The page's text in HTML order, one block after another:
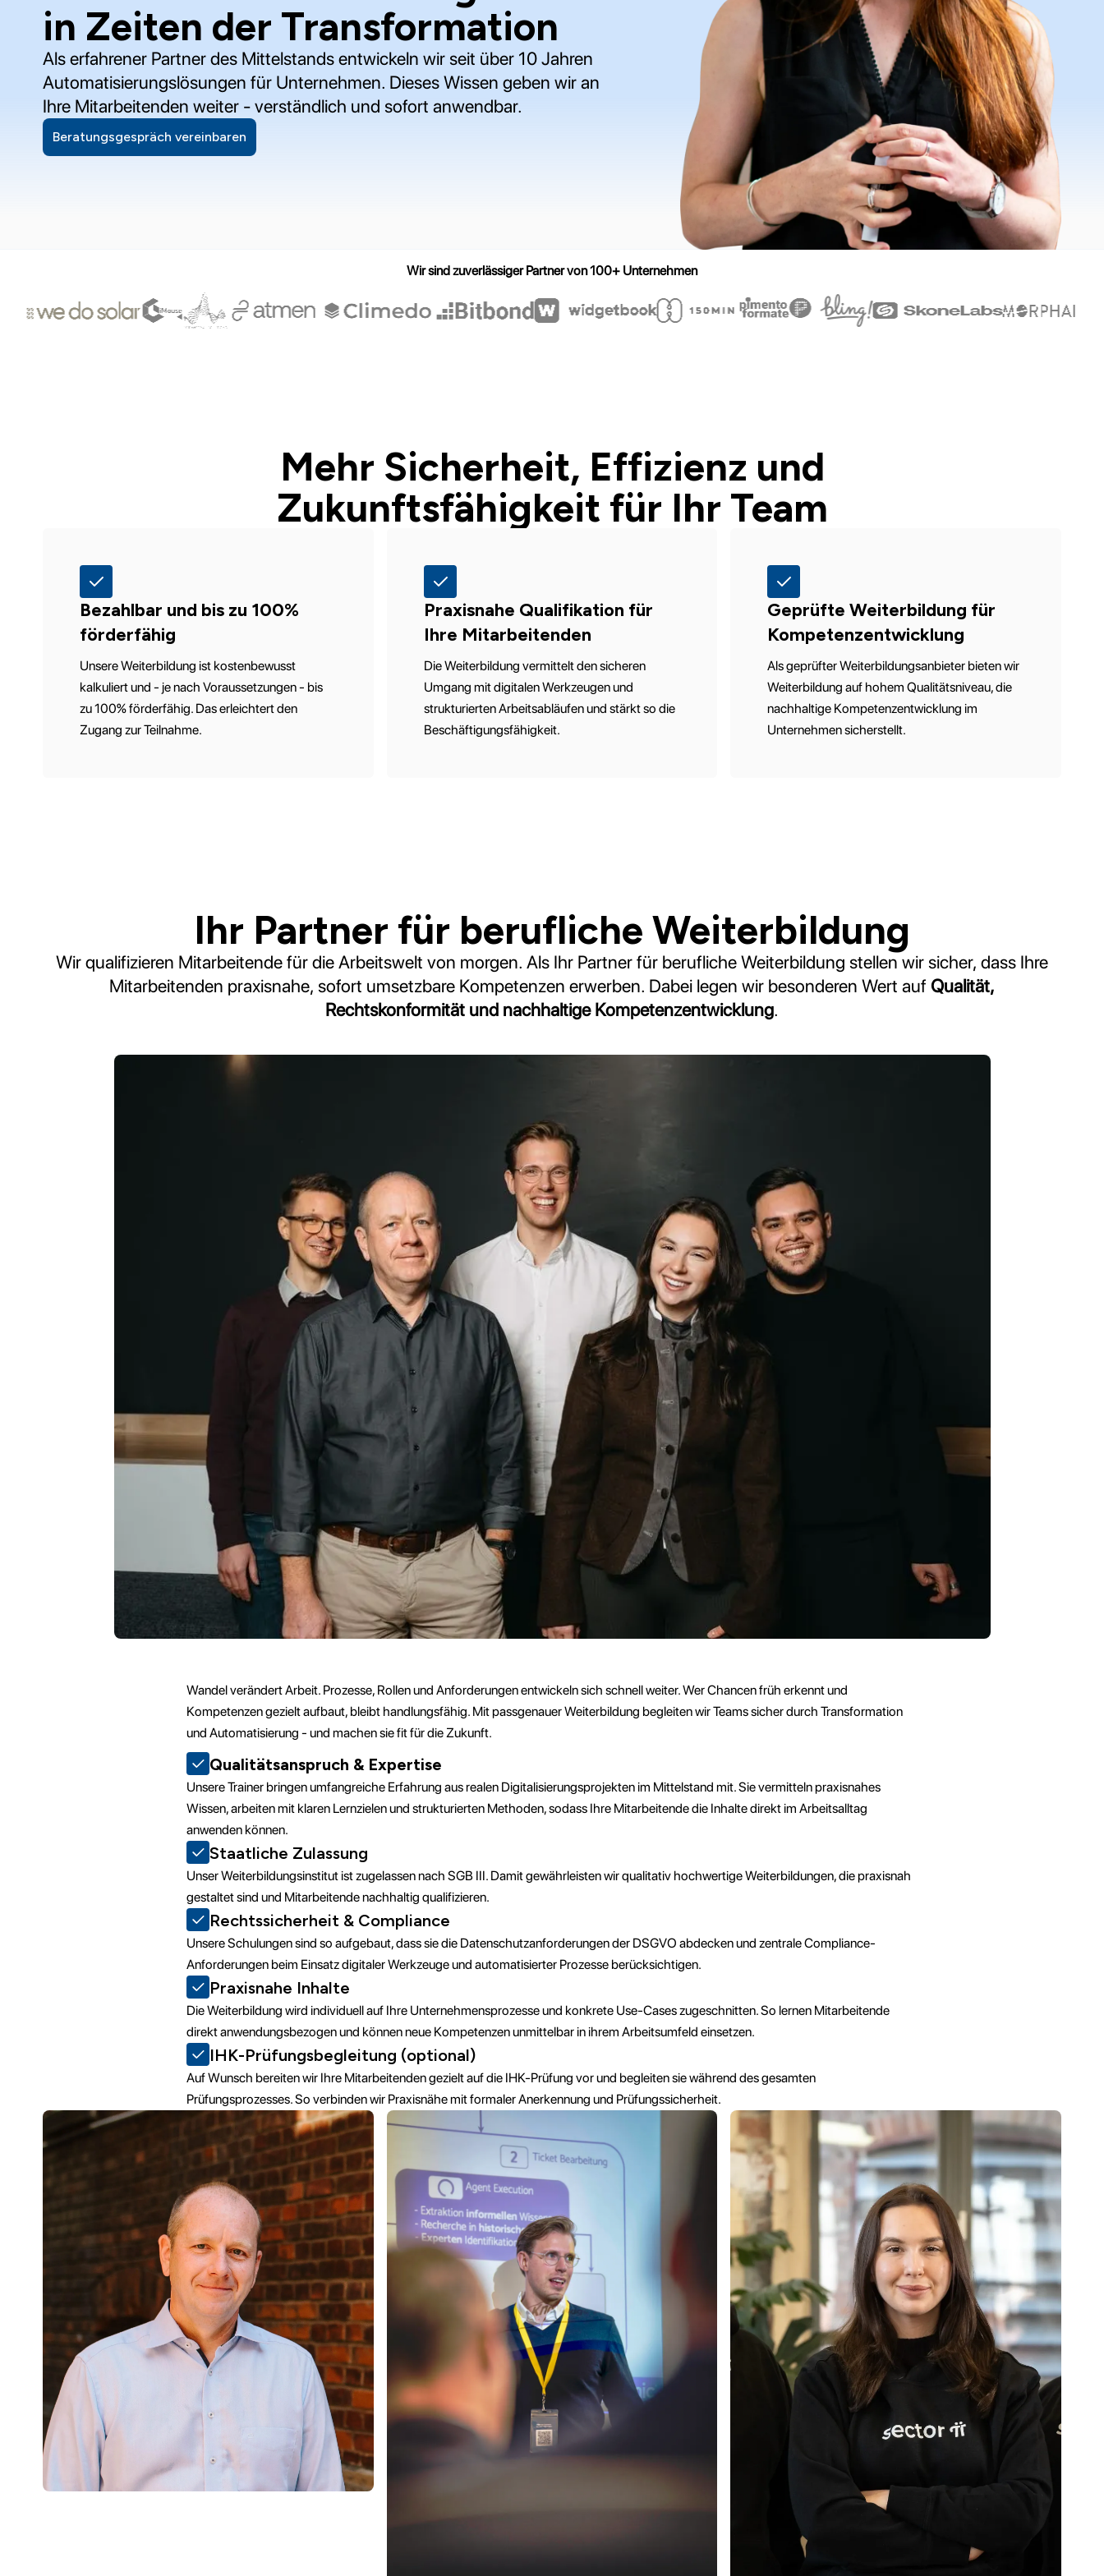
in Zeiten der Transformation
Als erfahrener Partner des Mittelstands entwickeln wir seit über 10 Jahren
Automatisierungslösungen für Unternehmen. Dieses Wissen geben wir an
Ihre Mitarbeitenden weiter - verständlich und sofort anwendbar.
Beratungsgespräch vereinbaren
Wir sind zuverlässiger Partner von 100+ Unternehmen
Mehr Sicherheit, Effizienz und
Zukunftsfähigkeit für Ihr Team
Bezahlbar und bis zu 100%
förderfähig
Unsere Weiterbildung ist kostenbewusst
kalkuliert und - je nach Voraussetzungen - bis
zu 100% förderfähig. Das erleichtert den
Zugang zur Teilnahme.
Praxisnahe Qualifikation für
Ihre Mitarbeitenden
Die Weiterbildung vermittelt den sicheren
Umgang mit digitalen Werkzeugen und
strukturierten Arbeitsabläufen und stärkt so die
Beschäftigungsfähigkeit.
Geprüfte Weiterbildung für
Kompetenzentwicklung
Als geprüfter Weiterbildungsanbieter bieten wir
Weiterbildung auf hohem Qualitätsniveau, die
nachhaltige Kompetenzentwicklung im
Unternehmen sicherstellt.
Ihr Partner für berufliche Weiterbildung
Wir qualifizieren Mitarbeitende für die Arbeitswelt von morgen. Als Ihr Partner für berufliche Weiterbildung stellen wir sicher, dass Ihre
Mitarbeitenden praxisnahe, sofort umsetzbare Kompetenzen erwerben. Dabei legen wir besonderen Wert auf Qualität,
Rechtskonformität und nachhaltige Kompetenzentwicklung.
Wandel verändert Arbeit. Prozesse, Rollen und Anforderungen entwickeln sich schnell weiter. Wer Chancen früh erkennt und
Kompetenzen gezielt aufbaut, bleibt handlungsfähig. Mit passgenauer Weiterbildung begleiten wir Teams sicher durch Transformation
und Automatisierung - und machen sie fit für die Zukunft.
Qualitätsanspruch & Expertise
Unsere Trainer bringen umfangreiche Erfahrung aus realen Digitalisierungsprojekten im Mittelstand mit. Sie vermitteln praxisnahes
Wissen, arbeiten mit klaren Lernzielen und strukturierten Methoden, sodass Ihre Mitarbeitende die Inhalte direkt im Arbeitsalltag
anwenden können.
Staatliche Zulassung
Unser Weiterbildungsinstitut ist zugelassen nach SGB III. Damit gewährleisten wir qualitativ hochwertige Weiterbildungen, die praxisnah
gestaltet sind und Mitarbeitende nachhaltig qualifizieren.
Rechtssicherheit & Compliance
Unsere Schulungen sind so aufgebaut, dass sie die Datenschutzanforderungen der DSGVO abdecken und zentrale Compliance-
Anforderungen beim Einsatz digitaler Werkzeuge und automatisierter Prozesse berücksichtigen.
Praxisnahe Inhalte
Die Weiterbildung wird individuell auf Ihre Unternehmensprozesse und konkrete Use-Cases zugeschnitten. So lernen Mitarbeitende
direkt anwendungsbezogen und können neue Kompetenzen unmittelbar in ihrem Arbeitsumfeld einsetzen.
IHK-Prüfungsbegleitung (optional)
Auf Wunsch bereiten wir Ihre Mitarbeitenden gezielt auf die IHK-Prüfung vor und begleiten sie während des gesamten
Prüfungsprozesses. So verbinden wir Praxisnähe mit formaler Anerkennung und Prüfungssicherheit.